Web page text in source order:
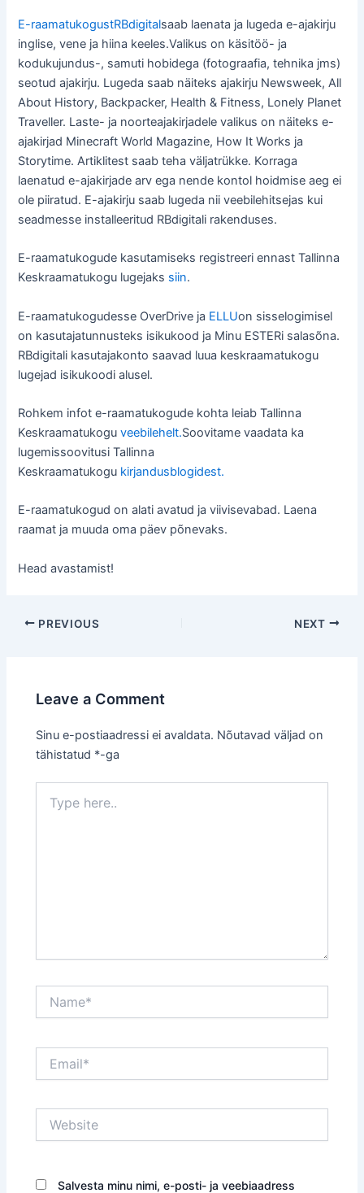
E-raamatukogustRBdigitalsaab laenata ja lugeda e-ajakirju
inglise, vene ja hiina keeles.Valikus on käsitöö- ja
kodukujundus-, samuti hobidega (fotograafia, tehnika jms)
seotud ajakirju. Lugeda saab näiteks ajakirju Newsweek, All
About History, Backpacker, Health & Fitness, Lonely Planet
Traveller. Laste- ja noorteajakirjadele valikus on näiteks e-
ajakirjad Minecraft World Magazine, How It Works ja
Storytime. Artiklitest saab teha väljatrükke. Korraga
laenatud e-ajakirjade arv ega nende kontol hoidmise aeg ei
ole piiratud. E-ajakirju saab lugeda nii veebilehitsejas kui
seadmesse installeeritud RBdigitali rakenduses.
E-raamatukogude kasutamiseks registreeri ennast Tallinna
Keskraamatukogu lugejaks siin.
E-raamatukogudesse OverDrive ja ELLUon sisselogimisel
on kasutajatunnusteks isikukood ja Minu ESTERi salasõna.
RBdigitali kasutajakonto saavad luua keskraamatukogu
lugejad isikukoodi alusel.
Rohkem infot e-raamatukogude kohta leiab Tallinna
Keskraamatukoguveebilehelt.Soovitame vaadata ka
lugemissoovitusi Tallinna
Keskraamatukogu kirjandusblogidest.
E-raamatukogud on alati avatud ja viivisevabad. Laena
raamat ja muuda oma päev põnevaks.
Head avastamist!
Post
PREVIOUS NEXT
Leave a Comment
Sinu e-postiaadressi ei avaldata. Nõutavad väljad on
tähistatud *-ga
here..
Salvesta minu nimi, e-posti- ja veebiaadress